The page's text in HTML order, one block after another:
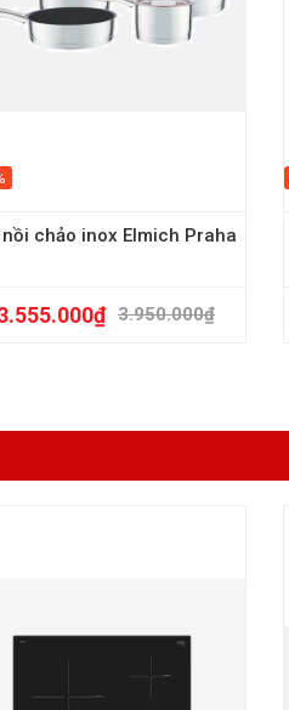
nồi chảo inox Elmich Praha
3.950.000₫
₫